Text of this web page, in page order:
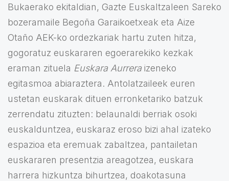
Bukaerako ekitaldian, Gazte Euskaltzaleen Sareko
bozeramaile Begoña Garaikoetxeak eta Aize
Otaño AEK-ko ordezkariak hartu zuten hitza,
gogoratuz euskararen egoerarekiko kezkak
eraman zituela Euskara Aurrera izeneko
egitasmoa abiaraztera. Antolatzaileek euren
ustetan euskarak dituen erronketariko batzuk
zerrendatu zituzten: belaunaldi berriak osoki
euskalduntzea, euskaraz eroso bizi ahal izateko
espazioa eta eremuak zabaltzea, pantailetan
euskararen presentzia areagotzea, euskara
harrera hizkuntza bihurtzea, doakotasuna